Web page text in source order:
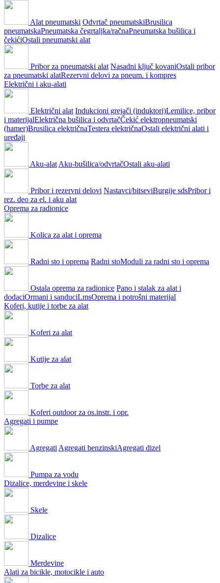
Alat pneumatski Odvrtač pneumatskiBrusilica
pneumatskaPneumatska čegrtaljka/račnaPneumatska bušilica i
čekićiOstali pneumatski alat
Pribor za pneumatski alat Nasadni ključ kovaniOstali pribor
za pneumatski alatRezervni delovi za pneum. i kompres
Električni i aku-alati
Električni alat Indukcioni grejači (induktori)Lemilice, pribor
i materijalElektrična bušilica i odvrtačČekić elektropneumatski
(hamer)Brusilica električnaTestera električnaOstali električni alati i
uređaji
Aku-alat Aku-bušilica/odvrtačOstali aku-alati
Pribor i rezervni delovi Nastavci/bitseviBurgije sdsPribor i
rez. deo za el. i aku alat
Oprema za radionice
Kolica za alat i oprema
Radni sto i oprema Radni stoModuli za radni sto i oprema
Ostala oprema za radionice Pano i stalak za alat i
dodaciOrmani i sanduciLmsOprema i potrošni materijal
Koferi, kutije i torbe za alat
Koferi za alat
Kutije za alat
Torbe za alat
Koferi outdoor za os.instr. i opr.
Agregati i pumpe
Agregati Agregati benzinskiAgregati dizel
Pumpa za vodu
Dizalice, merdevine i skele
Skele
Dizalice
Merdevine
Alati za bicikle, motocikle i auto